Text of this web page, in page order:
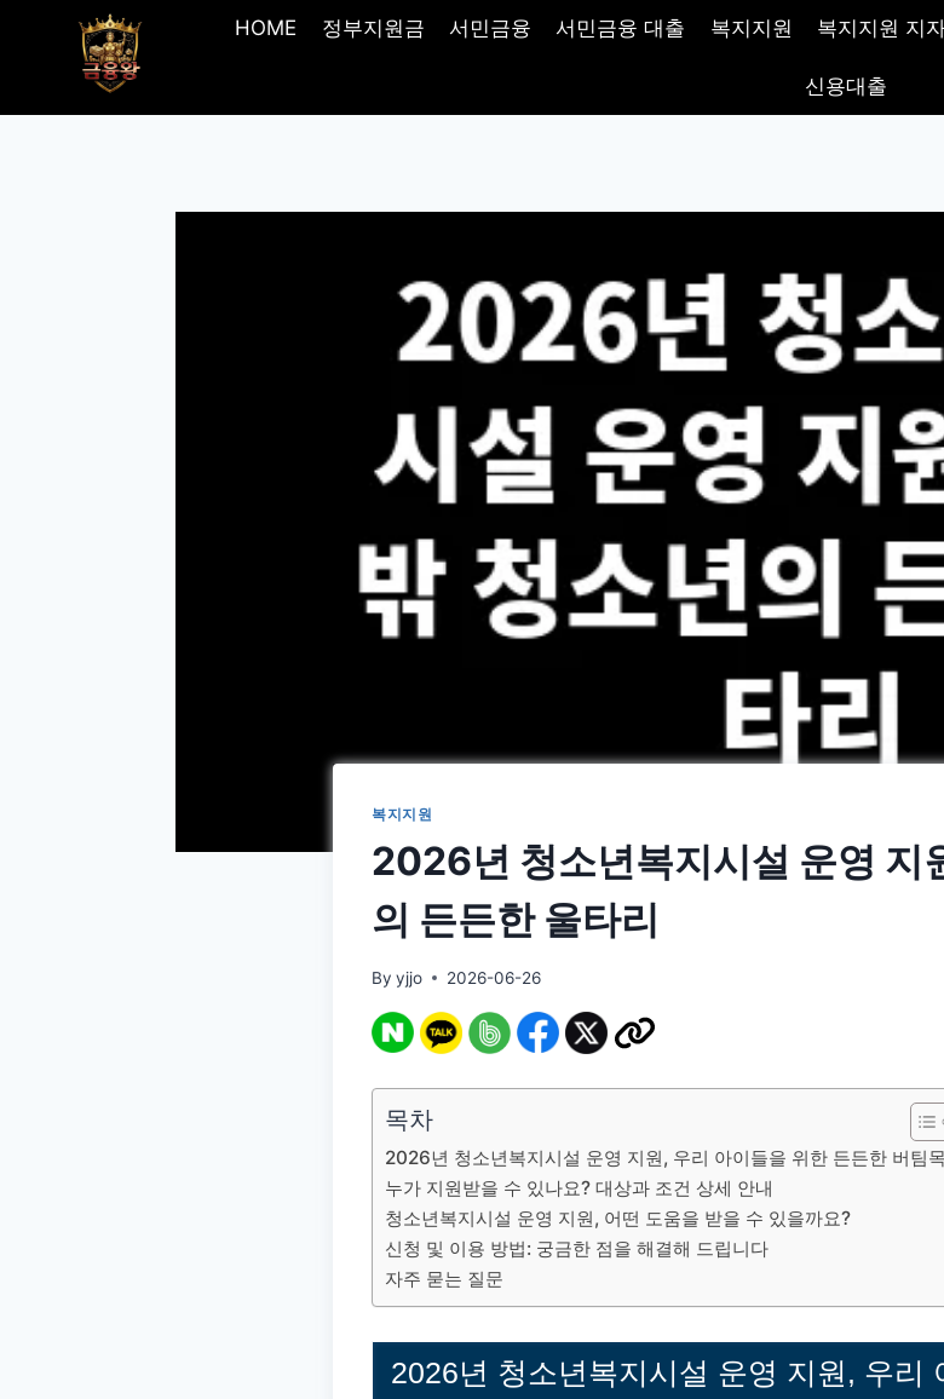
HOME 정부지원금 서민금융 서민금융 대출 복지지원 복지지원 지
신용대출
복지지원
2026년 청소년복지시설 운영 지
의 든든한 울타리
By yjjo 2026-06-26
목차
2026년 청소년복지시설 운영 지원, 우리 아이들을 위한 든든한 버팀목
누가 지원받을 수 있나요? 대상과 조건 상세 안내
청소년복지시설 운영 지원, 어떤 도움을 받을 수 있을까요?
신청 및 이용 방법: 궁금한 점을 해결해 드립니다
자주 묻는 질문
2026년 청소년복지시설 운영 지원, 우리